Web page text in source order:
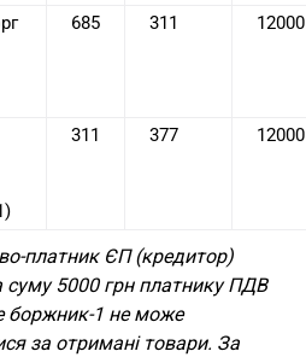
685 311 12000
311 377 12000
платник ЄП (кредитор)
суму 5000 грн платнику ПДВ
боржник-1 не може
за отримані товари. За